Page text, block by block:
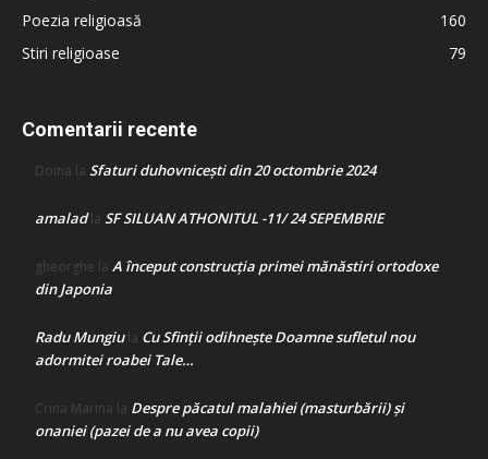
Poezia religioasă
160
Stiri religioase
79
Comentarii recente
Doina la Sfaturi duhovnicești din 20 octombrie 2024
amaladla SF SILUAN ATHONITUL -11/ 24 SEPEMBRIE
gheorghe la A început construcţia primei mănăstiri ortodoxe
din Japonia
Radu Mungiula Cu Sfinții odihnește Doamne sufletul nou
adormitei roabei Tale…
Crina Marina la Despre păcatul malahiei (masturbării) şi
onaniei (pazei de a nu avea copii)